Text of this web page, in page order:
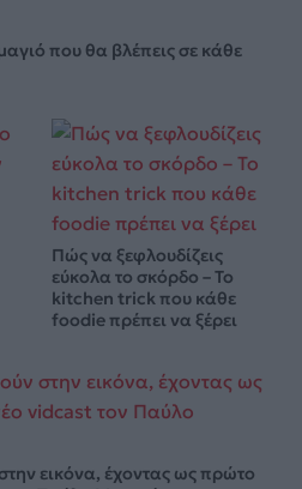
που θα βλέπεις σε κάθε
Πώς να ξεφλουδίζεις
εύκολα το σκόρδο – Το
kitchen trick που κάθε
foodie πρέπει να ξέρει
εικόνα, έχοντας ως πρώτο